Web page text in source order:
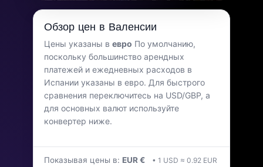
Главное изображение
Стоимость жизни в
Валенсии
Испания
Последнее обновление: апрель 2026 г.
Обзор цен в Валенсии
Цены указаны в евро По умолчанию,
поскольку большинство арендных
платежей и ежедневных расходов в
Испании указаны в евро. Для быстрого
сравнения переключитесь на USD/GBP, а
для основных валют используйте
конвертер ниже.
Показывая цены в: EUR €
• 1 USD ≈ 0.92 EUR